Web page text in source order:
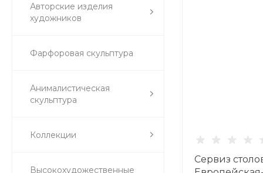
Авторские изделия
художников
Фарфоровая скульптура
Анималистическая
скульптура
Коллекции
Высокохудожественные
Сервиз